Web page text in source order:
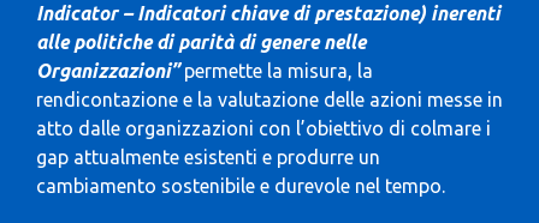
Indicator – Indicatori chiave di prestazione) inerenti
alle politiche di parità di genere nelle
Organizzazioni”permette la misura, la
rendicontazione e la valutazione delle azioni messe in
atto dalle organizzazioni con l’obiettivo di colmare i
gap attualmente esistenti e produrre un
cambiamento sostenibile e durevole nel tempo.